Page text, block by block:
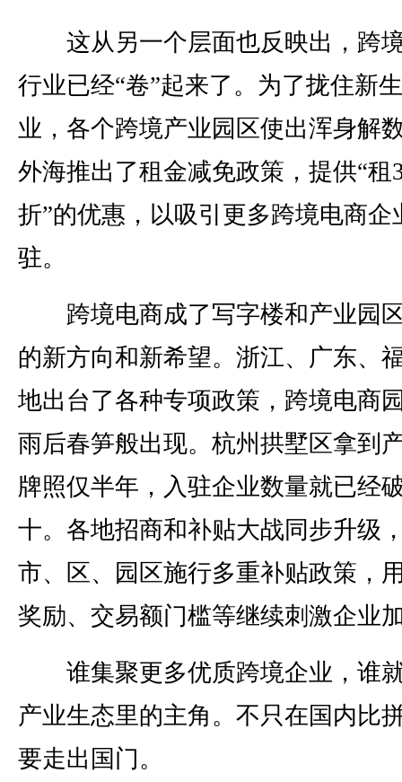
这从另一个层面也反映出，跨
行业已经“卷”起来了。为了拢住新
业，各个跨境产业园区使出浑身解
外海推出了租金减免政策，提供“租
折”的优惠，以吸引更多跨境电商企
驻。
跨境电商成了写字楼和产业园
的新方向和新希望。浙江、广东、
地出台了各种专项政策，跨境电商
雨后春笋般出现。杭州拱墅区拿到
牌照仅半年，入驻企业数量就已经
十。各地招商和补贴大战同步升级
市、区、园区施行多重补贴政策，
奖励、交易额门槛等继续刺激企业
谁集聚更多优质跨境企业，谁
产业生态里的主角。不只在国内比
要走出国门。